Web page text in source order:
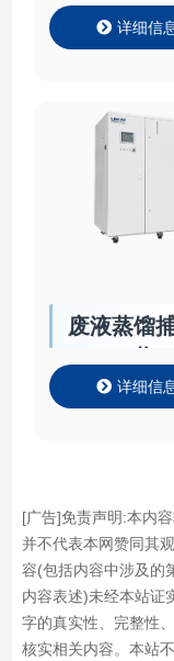
详细信
废液蒸馏
详细信
[广告]免责声明:本内
并不代表本网赞同其
容(包括内容中涉及的
内容表述)未经本站证
字的真实性、完整性
核实相关内容。本站